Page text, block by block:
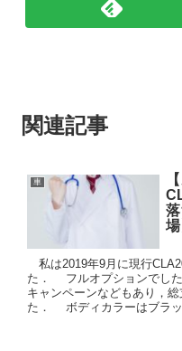
関連記事
車
場
私は2019年9月に現行
た． フルオプションでし
キャンペーンなどもあり，
た． ボディカラーはブラ